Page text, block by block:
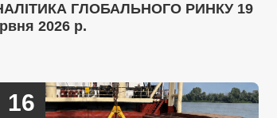
ГЛОБАЛЬНОГО РИНКУ 19
2026 р.
16